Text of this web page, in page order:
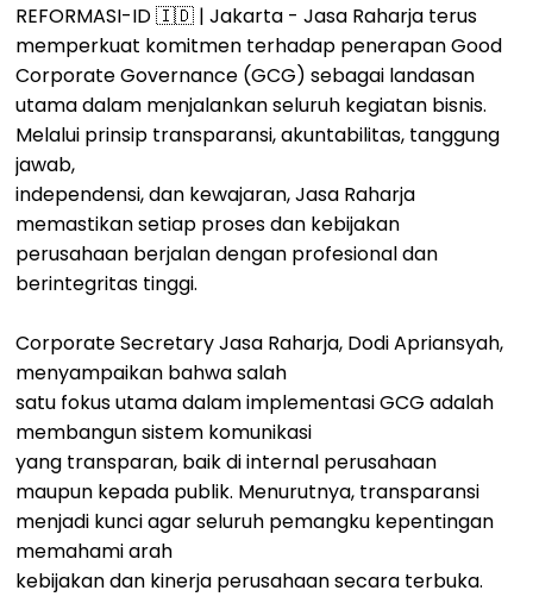
REFORMASI-ID 🇮🇩 | Jakarta - Jasa Raharja terus
memperkuat komitmen terhadap penerapan Good
Corporate Governance (GCG) sebagai landasan
utama dalam menjalankan seluruh kegiatan bisnis.
Melalui prinsip transparansi, akuntabilitas, tanggung
jawab,
independensi, dan kewajaran, Jasa Raharja
memastikan setiap proses dan kebijakan
perusahaan berjalan dengan profesional dan
berintegritas tinggi.
Corporate Secretary Jasa Raharja, Dodi Apriansyah,
menyampaikan bahwa salah
satu fokus utama dalam implementasi GCG adalah
membangun sistem komunikasi
yang transparan, baik di internal perusahaan
maupun kepada publik. Menurutnya, transparansi
menjadi kunci agar seluruh pemangku kepentingan
memahami arah
kebijakan dan kinerja perusahaan secara terbuka.